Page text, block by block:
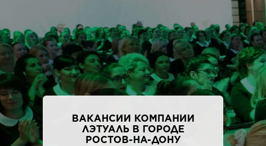
ВАКАНСИИ КОМПАНИИ
ЛЭТУАЛЬ В ГОРОДЕ
РОСТОВ-НА-ДОНУ